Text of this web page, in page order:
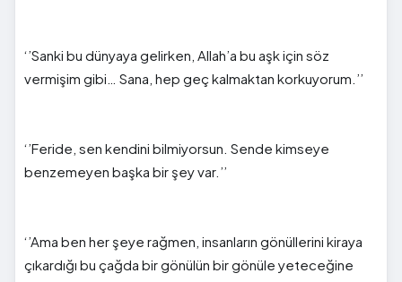
‘’Sanki bu dünyaya gelirken, Allah’a bu aşk için söz
vermişim gibi… Sana, hep geç kalmaktan korkuyorum.’’
‘’Feride, sen kendini bilmiyorsun. Sende kimseye
benzemeyen başka bir şey var.’’
‘’Ama ben her şeye rağmen, insanların gönüllerini kiraya
çıkardığı bu çağda birgönülün birgönüle yeteceğine